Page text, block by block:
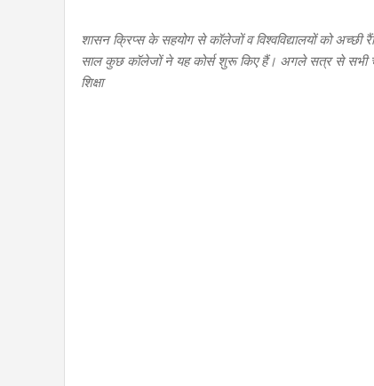
शासन क्रिप्स के सहयोग से कॉलेजों व विश्वविद्यालयों को अच्छी
साल कुछ कॉलेजों ने यह कोर्स शुरू किए हैं। अगले सत्र से सभी
शिक्षा